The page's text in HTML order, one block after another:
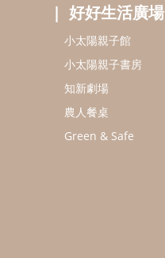
好好生活廣場
小太陽親子館
小太陽親子書房
知新劇場
農人餐桌
Green & Safe